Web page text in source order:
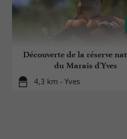
Découverte de la réserve
du Marais d'Yves
4,3 km - Yves